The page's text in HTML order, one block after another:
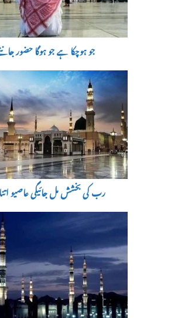
جو ہوچکا ہے جو ہوگا حضور
رب کی بخشش مل جائیگی عاصیو